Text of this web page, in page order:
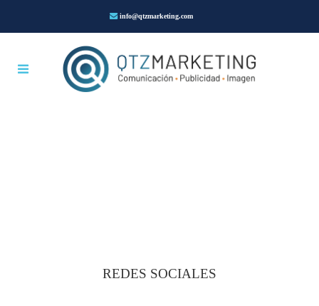
info@qtzmarketing.com
REDES SOCIALES